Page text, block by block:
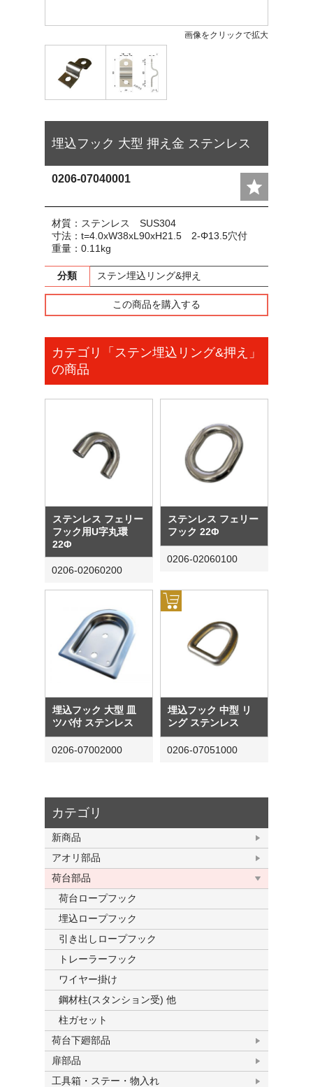
カテゴリ
新商品
アオリ部品
荷台部品
荷台ロープフック
埋込ロープフック
引き出しロープフック
トレーラーフック
ワイヤー掛け
鋼材柱(スタンション受) 他
柱ガセット
荷台下廻部品
扉部品
工具箱・ステー・物入れ
画像をクリックで拡大
埋込フック 大型 押え金 ステンレス
0206-07040001
材質：ステンレス SUS304
寸法：t=4.0xW38xL90xH21.5 2-Φ13.5穴付
重量：0.11kg
分類 ステン埋込リング&押え
この商品を購入する
カテゴリ「ステン埋込リング&押え」
の商品
ステンレス フェリー
フック用U字丸環
22Φ
0206-02060200
ステンレス フェリー
フック 22Φ
0206-02060100
埋込フック 大型 皿
ツバ付 ステンレス
0206-07002000
埋込フック 中型 リ
ング ステンレス
0206-07051000